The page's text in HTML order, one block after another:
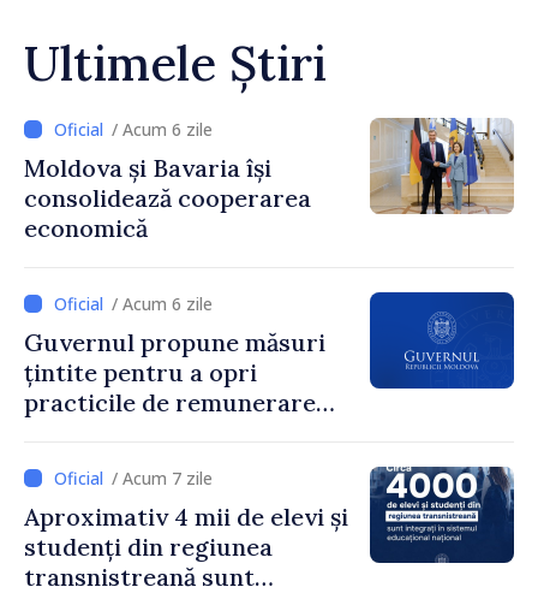
Ultimele Știri
/ Acum 6 zile
Moldova și Bavaria își
consolidează cooperarea
economică
/ Acum 6 zile
Guvernul propune măsuri
țintite pentru a opri
practicile de remunerare
/ Acum 7 zile
Aproximativ 4 mii de elevi și
studenți din regiunea
transnistreană sunt